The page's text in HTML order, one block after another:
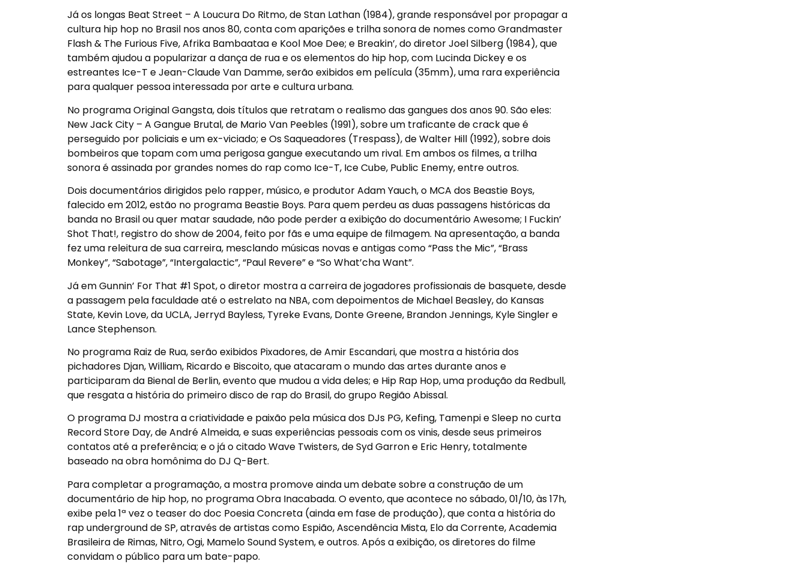
Já os longas Beat Street – A Loucura Do Ritmo, de Stan Lathan (1984), grande responsável por propagar a
cultura hip hop no Brasil nos anos 80, conta com aparições e trilha sonora de nomes como Grandmaster
Flash & The Furious Five, Afrika Bambaataa e Kool Moe Dee; e Breakin’, do diretor Joel Silberg (1984), que
também ajudou a popularizar a dança de rua e os elementos do hip hop, com Lucinda Dickey e os
estreantes Ice-T e Jean-Claude Van Damme, serão exibidos em película (35mm), uma rara experiência
para qualquer pessoa interessada por arte e cultura urbana.
No programa Original Gangsta, dois títulos que retratam o realismo das gangues dos anos 90. São eles:
New Jack City – A Gangue Brutal, de Mario Van Peebles (1991), sobre um traficante de crack que é
perseguido por policiais e um ex-viciado; e Os Saqueadores (Trespass), de Walter Hill (1992), sobre dois
bombeiros que topam com uma perigosa gangue executando um rival. Em ambos os filmes, a trilha
sonora é assinada por grandes nomes do rap como Ice-T, Ice Cube, Public Enemy, entre outros.
Dois documentários dirigidos pelo rapper, músico, e produtor Adam Yauch, o MCA dos Beastie Boys,
falecido em 2012, estão no programa Beastie Boys. Para quem perdeu as duas passagens históricas da
banda no Brasil ou quer matar saudade, não pode perder a exibição do documentário Awesome; I Fuckin’
Shot That!, registro do show de 2004, feito por fãs e uma equipe de filmagem. Na apresentação, a banda
fez uma releitura de sua carreira, mesclando músicas novas e antigas como “Pass the Mic”, “Brass
Monkey”, “Sabotage”, “Intergalactic”, “Paul Revere” e “So What’cha Want”.
Já em Gunnin’ For That #1 Spot, o diretor mostra a carreira de jogadores profissionais de basquete, desde
a passagem pela faculdade até o estrelato na NBA, com depoimentos de Michael Beasley, do Kansas
State, Kevin Love, da UCLA, Jerryd Bayless, Tyreke Evans, Donte Greene, Brandon Jennings, Kyle Singler e
Lance Stephenson.
No programa Raiz de Rua, serão exibidos Pixadores, de Amir Escandari, que mostra a história dos
pichadores Djan, William, Ricardo e Biscoito, que atacaram o mundo das artes durante anos e
participaram da Bienal de Berlin, evento que mudou a vida deles; e Hip Rap Hop, uma produção da Redbull,
que resgata a história do primeiro disco de rap do Brasil, do grupo Região Abissal.
O programa DJ mostra a criatividade e paixão pela música dos DJs PG, Kefing, Tamenpi e Sleep no curta
Record Store Day, de André Almeida, e suas experiências pessoais com os vinis, desde seus primeiros
contatos até a preferência; e o já o citado Wave Twisters, de Syd Garron e Eric Henry, totalmente
baseado na obra homônima do DJ Q-Bert.
Para completar a programação, a mostra promove ainda um debate sobre a construção de um
documentário de hip hop, no programa Obra Inacabada. O evento, que acontece no sábado, 01/10, às 17h,
exibe pela 1ª vez o teaser do doc Poesia Concreta (ainda em fase de produção), que conta a história do
rap underground de SP, através de artistas como Espião, Ascendência Mista, Elo da Corrente, Academia
Brasileira de Rimas, Nitro, Ogi, Mamelo Sound System, e outros. Após a exibição, os diretores do filme
convidam o público para um bate-papo.